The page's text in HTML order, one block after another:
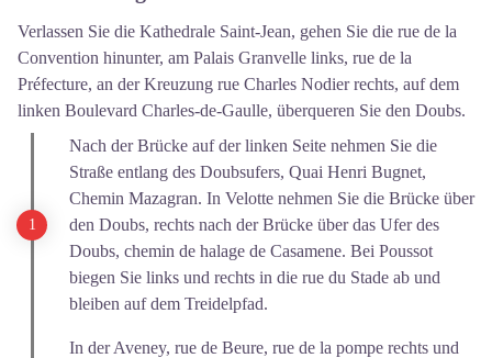
Verlassen Sie die Kathedrale Saint-Jean, gehen Sie die rue de la
Convention hinunter, am Palais Granvelle links, rue de la
Préfecture, an der Kreuzung rue Charles Nodier rechts, auf dem
linken Boulevard Charles-de-Gaulle, überqueren Sie den Doubs.
Nach der Brücke auf der linken Seite nehmen Sie die
Straße entlang des Doubsufers, Quai Henri Bugnet,
Chemin Mazagran. In Velotte nehmen Sie die Brücke über
den Doubs, rechts nach der Brücke über das Ufer des
Doubs, chemin de halage de Casamene. Bei Poussot
biegen Sie links und rechts in die rue du Stade ab und
bleiben auf dem Treidelpfad.
In der Aveney, rue de Beure, rue de la pompe rechts und